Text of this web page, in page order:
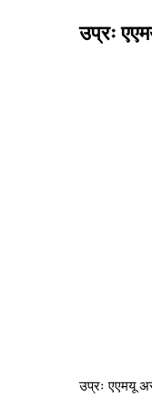
उप्रः
उप्रः एएमयू